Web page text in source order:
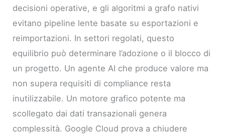
decisioni operative, e gli algoritmi a grafo nativi
evitano pipeline lente basate su esportazioni e
reimportazioni. In settori regolati, questo
equilibrio può determinare l’adozione o il blocco di
un progetto. Un agente AI che produce valore ma
non supera requisiti di compliance resta
inutilizzabile. Un motore grafico potente ma
scollegato dai dati transazionali genera
complessità. Google Cloud prova a chiudere